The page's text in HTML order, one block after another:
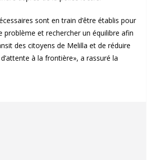
sont en train d’être établis pour
problème et rechercher un équilibre afin
des citoyens de Melilla et de réduire
à la frontière», a rassuré la